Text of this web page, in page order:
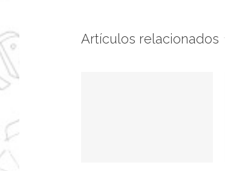
Artículos relacionados